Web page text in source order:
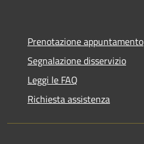
Prenotazione appuntamento
Segnalazione disservizio
Leggi le FAQ
Richiesta assistenza